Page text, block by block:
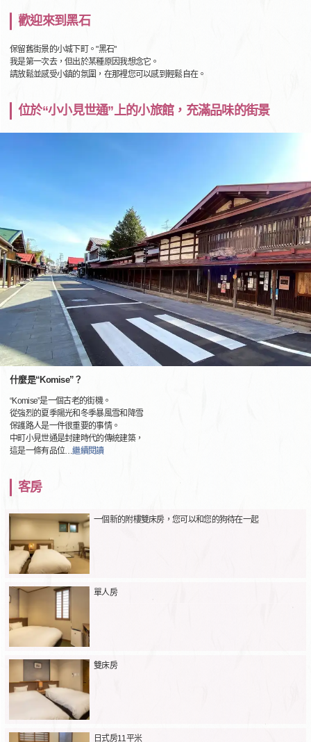
歡迎來到黑石
保留舊街景的小城下町。"黑石"
我是第一次去，但出於某種原因我想念它。
請放鬆並感受小鎮的氛圍，在那裡您可以感到輕鬆自在。
位於“小小見世通”上的小旅館，充滿品味的街景
什麼是“Komise”？
“Komise”是一個古老的街機。
從強烈的夏季陽光和冬季暴風雪和降雪
保護路人是一件很重要的事情。
中町小見世通是封建時代的傳統建築，
這是一條有品位…繼續閱讀
客房
一個新的附樓雙床房，您可以和您的狗待在一起
單人房
雙床房
日式房11平米